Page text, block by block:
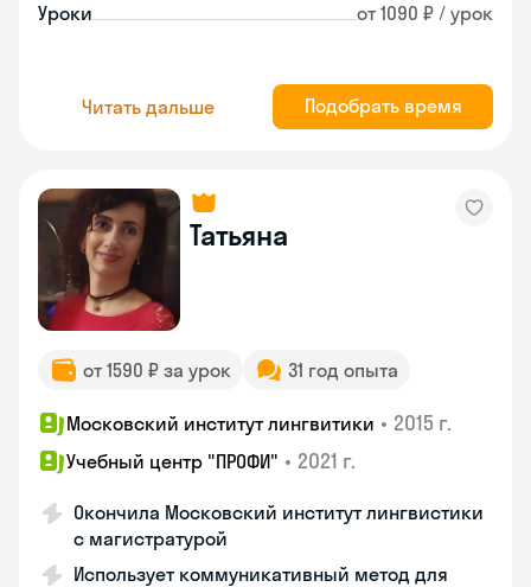
Уроки от 1090 ₽ / урок
Читать дальше Подобрать время
Татьяна
от 1590 ₽ за урок 31 год опыта
Московский институт лингвитики • 2015 г.
Учебный центр "ПРОФИ" • 2021 г.
Окончила Московский институт лингвистики
с магистратурой
Использует коммуникативный метод для